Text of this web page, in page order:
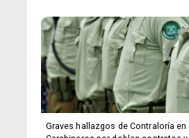
Graves hallazgos de Contraloría en